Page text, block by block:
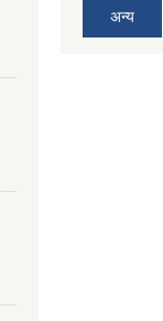
अन्य